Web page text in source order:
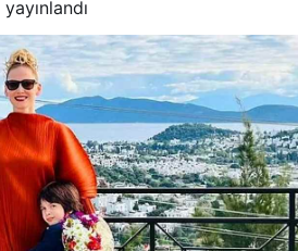
yayınlandı